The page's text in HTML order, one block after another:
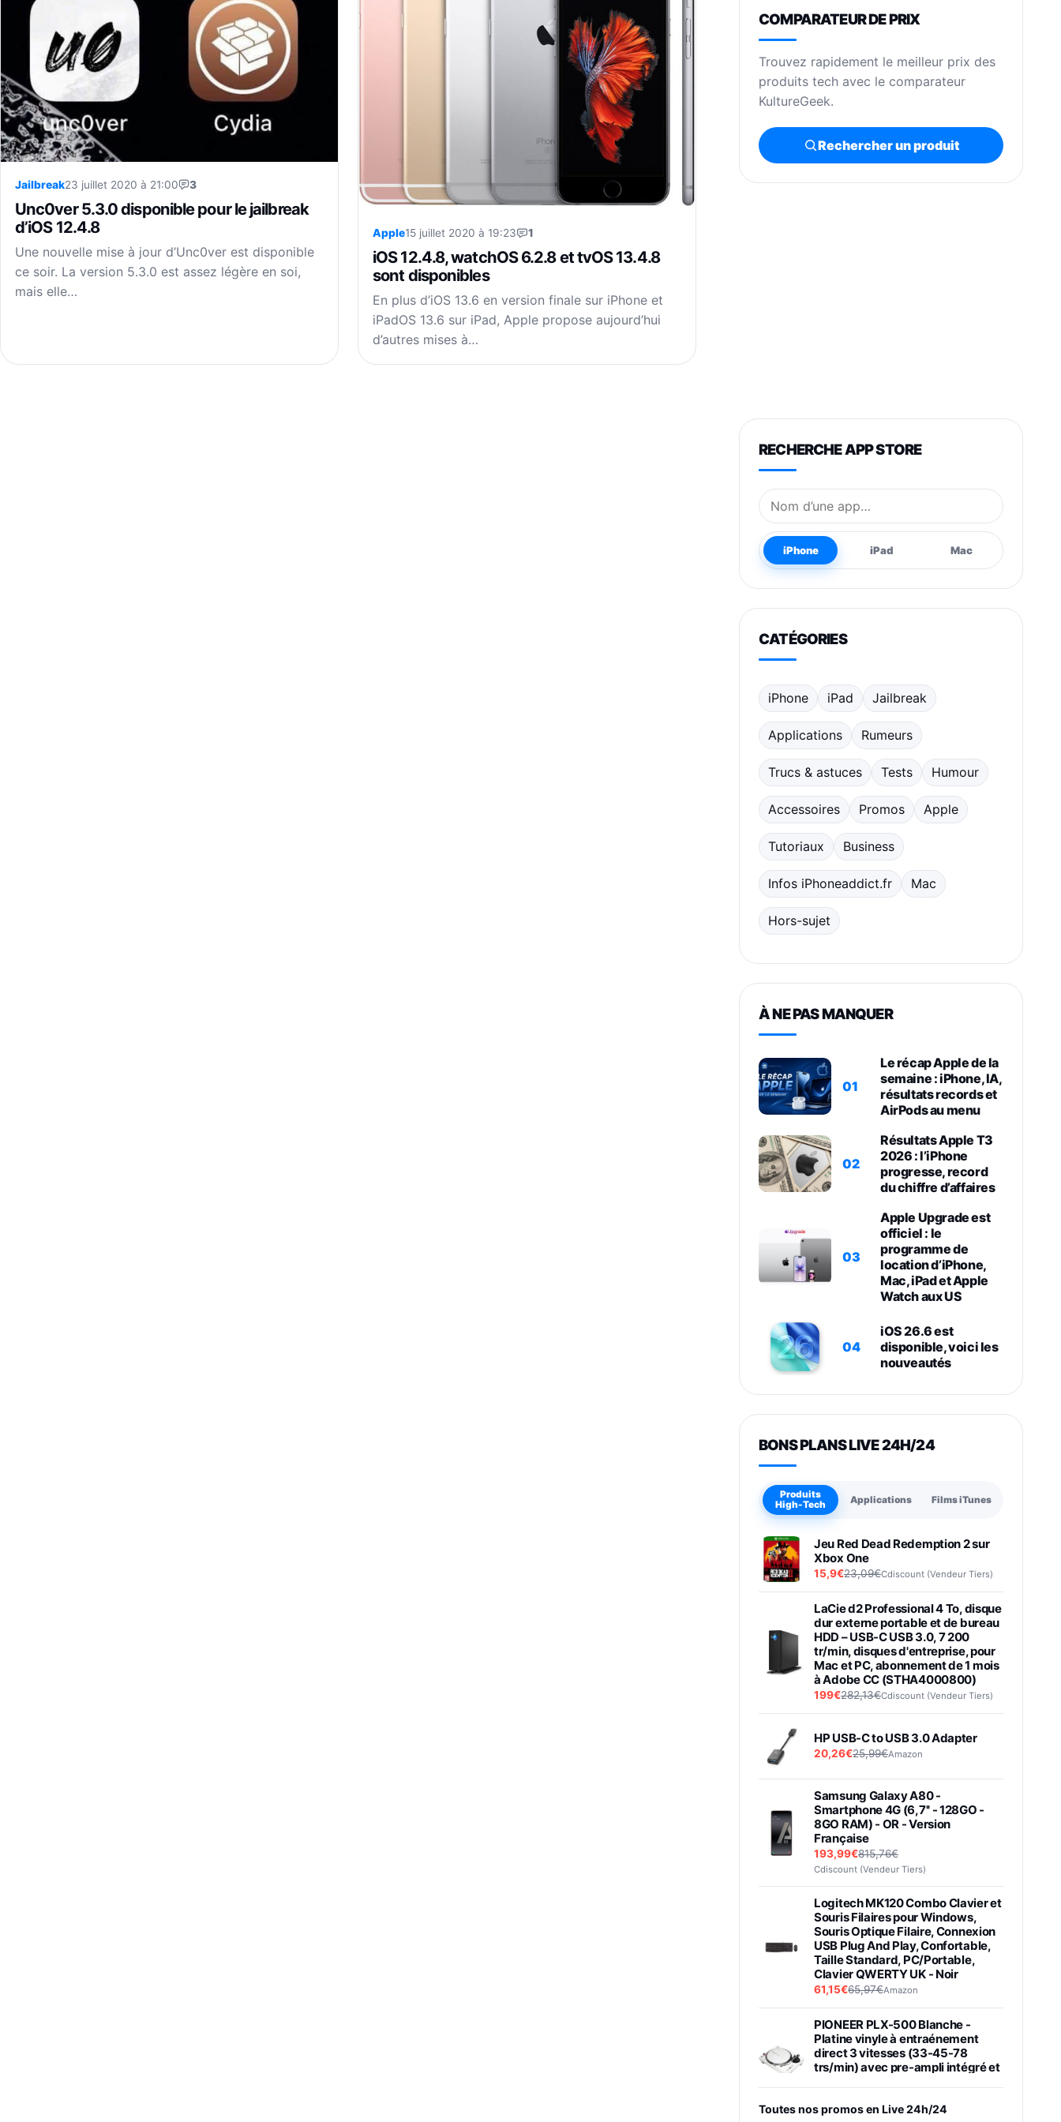
Jailbreak23 juillet 2020 à 21:00 3
Unc0ver 5.3.0 disponible pour le jailbreak
d’iOS 12.4.8
Une nouvelle mise à jour d’Unc0ver est disponible
ce soir. La version 5.3.0 est assez légère en soi,
mais elle…
Apple15 juillet 2020 à 19:23 1
iOS 12.4.8, watchOS 6.2.8 et tvOS 13.4.8
sont disponibles
En plus d’iOS 13.6 en version finale sur iPhone et
iPadOS 13.6 sur iPad, Apple propose aujourd’hui
d’autres mises à…
COMPARATEUR DE PRIX
Trouvez rapidement le meilleur prix des
produits tech avec le comparateur
KultureGeek.
Rechercher un produit
RECHERCHE APP STORE
Nom de l’application
iPhone iPad Mac
CATÉGORIES
iPhone iPad Jailbreak
Applications Rumeurs
Trucs & astuces Tests Humour
Accessoires Promos Apple
Tutoriaux Business
Infos iPhoneaddict.fr Mac
Hors-sujet
À NE PAS MANQUER
01
Le récap Apple de la
semaine : iPhone, IA,
résultats records et
AirPods au menu
02
Résultats Apple T3
2026 : l’iPhone
progresse, record
du chiffre d’affaires
03
Apple Upgrade est
officiel : le
programme de
location d’iPhone,
Mac, iPad et Apple
Watch aux US
04
iOS 26.6 est
disponible, voici les
nouveautés
BONS PLANS LIVE 24H/24
Produits
High-Tech
Applications Films iTunes
Jeu Red Dead Redemption 2 sur
Xbox One
15,9€23,09€Cdiscount (Vendeur Tiers)
LaCie d2 Professional 4 To, disque
dur externe portable et de bureau
HDD – USB-C USB 3.0, 7 200
tr/min, disques d'entreprise, pour
Mac et PC, abonnement de 1 mois
à Adobe CC (STHA4000800)
199€282,13€Cdiscount (Vendeur Tiers)
HP USB-C to USB 3.0 Adapter
20,26€25,99€Amazon
Samsung Galaxy A80 -
Smartphone 4G (6,7'' - 128GO -
8GO RAM) - OR - Version
Française
193,99€815,76€
Cdiscount (Vendeur Tiers)
Logitech MK120 Combo Clavier et
Souris Filaires pour Windows,
Souris Optique Filaire, Connexion
USB Plug And Play, Confortable,
Taille Standard, PC/Portable,
Clavier QWERTY UK - Noir
61,15€65,97€Amazon
PIONEER PLX-500 Blanche -
Platine vinyle à entraénement
direct 3 vitesses (33-45-78
trs/min) avec pre-ampli intégré et
Toutes nos promos en Live 24h/24